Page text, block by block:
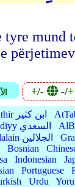
mund
+/- -/+
IbnKathir ابن كثير
AsSaadiyy السعدي
AlJalalain الجلالين
Bosnian
Indonesian
Portuguese
Urdu